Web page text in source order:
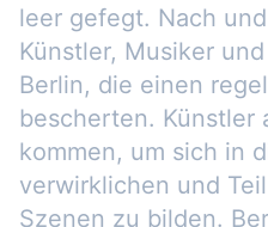
leer gefegt. Nach
Künstler, Musiker
Berlin, die einen
bescherten. Künstler
kommen, um sich in
verwirklichen und
Szenen zu bilden.